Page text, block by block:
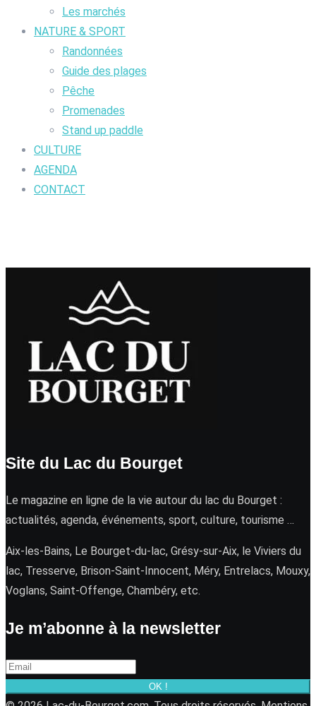
Les marchés
NATURE & SPORT
Randonnées
Guide des plages
Pêche
Promenades
Stand up paddle
CULTURE
AGENDA
CONTACT
Site du Lac du Bourget
Le magazine en ligne de la vie autour du lac du Bourget :
actualités, agenda, événements, sport, culture, tourisme …
Aix-les-Bains, Le Bourget-du-lac, Grésy-sur-Aix, le Viviers du
lac, Tresserve, Brison-Saint-Innocent, Méry, Entrelacs, Mouxy,
Voglans, Saint-Offenge, Chambéry, etc.
Je m’abonne à la newsletter
OK !